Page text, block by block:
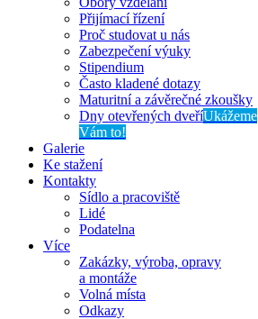
Přijímací řízení
Proč studovat u nás
Zabezpečení výuky
Stipendium
Často kladené dotazy
Maturitní a závěrečné zkoušky
Dny otevřených dveříUkážeme
Vám to!
Galerie
Ke stažení
Kontakty
Sídlo a pracoviště
Lidé
Podatelna
Více
Zakázky, výroba, opravy
a montáže
Volná místa
Odkazy